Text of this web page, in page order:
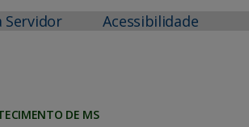
Servidor Acessibilidade
DE MS